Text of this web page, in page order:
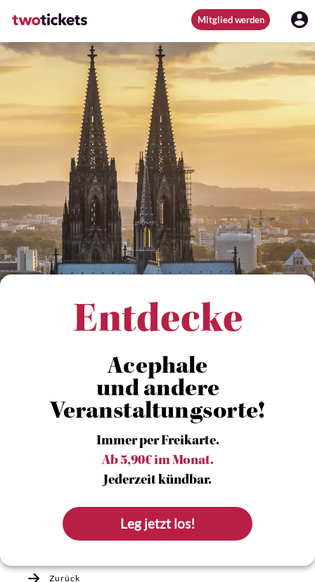
Mitglied werden
Entdecke
Acephale
und andere
Veranstaltungsorte!
Immer per Freikarte.
Ab 5,90€ im Monat.
Jederzeit kündbar.
Leg jetzt los!
Zurück